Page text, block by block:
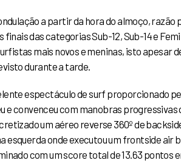
a partir da hora do almoço, razão
das categorias Sub-12, Sub-14 e
mais novos e meninas, isto apesar
durante a tarde.
espectáculo de surf proporcionado
e convenceu com manobras progressivas
um aéreo reverse 360º de
esquerda onde executou um frontside air
com um score total de 13.63 pontos